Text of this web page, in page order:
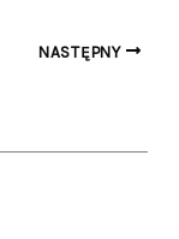
NASTĘPNY